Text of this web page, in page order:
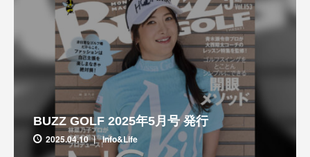
BUZZ GOLF 2025年5月号 発行
2025.04.10 Info&Life